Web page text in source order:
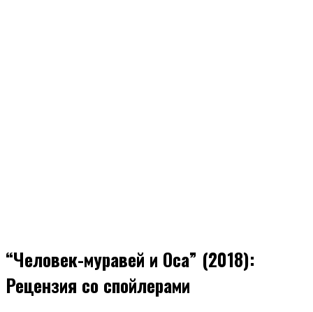
“Человек-муравей и Оса” (2018):
Рецензия со спойлерами